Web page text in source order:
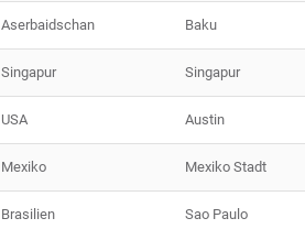
Aserbaidschan Baku
Singapur Singapur
USA Austin
Mexiko Mexiko Stadt
Brasilien Sao Paulo